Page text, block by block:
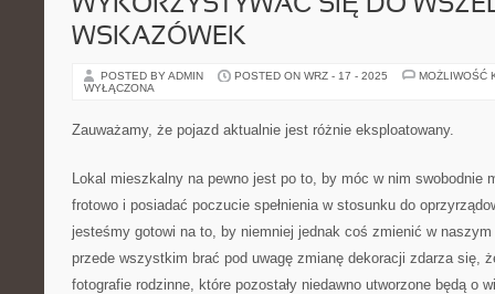
WYKORZYSTYWAĆ SIĘ DO
WSKAZÓWEK
POSTED BY ADMIN POSTED ON WRZ - 17 - 2025
MOŻLIWOŚĆ
WYŁĄCZONA
Zauważamy, że pojazd aktualnie jest różnie eksploatowany.
Lokal mieszkalny na pewno jest po to, by móc w nim swobodnie
frotowo i posiadać poczucie spełnienia w stosunku do
jesteśmy gotowi na to, by niemniej jednak coś zmienić w
przede wszystkim brać pod uwagę zmianę dekoracji zdarza się,
fotografie rodzinne, które pozostały niedawno utworzone będą o